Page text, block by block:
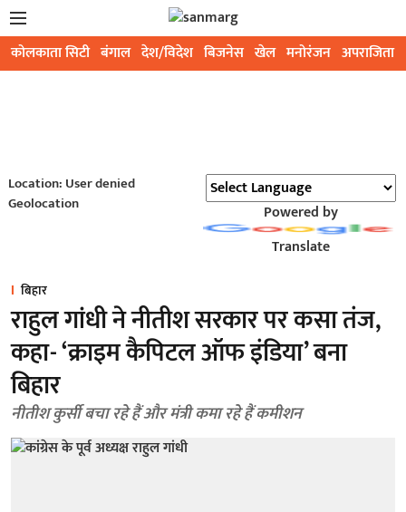
कोलकाता सिटी बंगाल देश/विदेश बिजनेस खेल मनोरंजन अपराजिता
Location: User denied
Geolocation
Powered by
Translate
बिहार
राहुल गांधी ने नीतीश सरकार पर कसा तंज,
कहा- ‘क्राइम कैपिटल ऑफ इंडिया’ बना
बिहार
नीतीश कुर्सी बचा रहे हैं और मंत्री कमा रहे हैं कमीशन